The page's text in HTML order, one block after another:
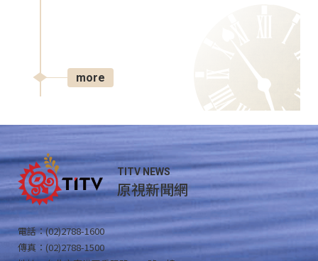
more
TITV NEWS
原視新聞網
電話：(02)2788-1600
傳真：(02)2788-1500